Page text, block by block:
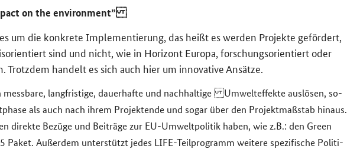
on the environment”
um die kon­kre­te Im­ple­men­tie­rung, das heißt es wer­den Pro­jek­te ge­för­dert,
sind und nicht, wie in Ho­ri­zont Eu­ro­pa, for­schungs­ori­en­tiert oder
Trotz­dem han­delt es sich auch hier um in­no­va­ti­ve An­sät­ze.
mess­ba­re, lang­fris­ti­ge, dau­er­haf­te und nach­hal­ti­ge Um­welt­ef­fek­te aus­lö­sen, so­
als auch nach ihrem Pro­jek­ten­de und sogar über den Pro­jekt­maß­stab hin­aus.
di­rek­te Be­zü­ge und Bei­trä­ge zur EU-​Umweltpolitik haben, wie z.B.: den Green
Paket. Au­ßer­dem un­ter­stützt jedes LIFE-​Teilprogramm wei­te­re spe­zi­fi­sche Po­li­ti­